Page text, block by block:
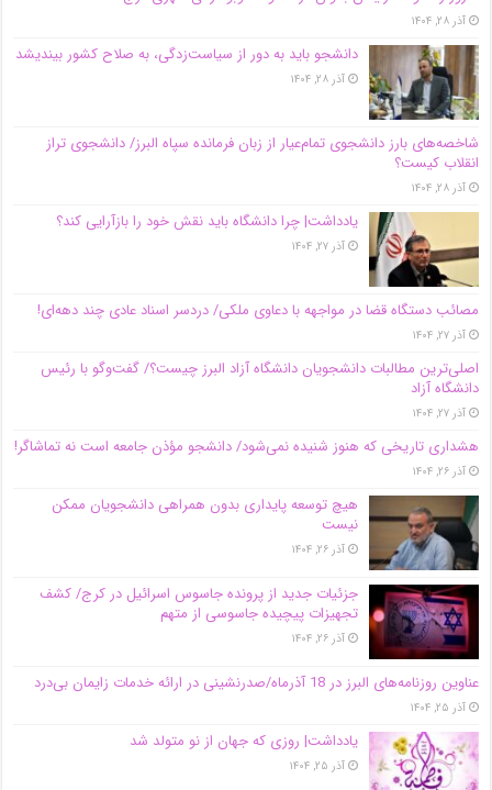
آذر ۲۸, ۱۴۰۴
دانشجو باید به دور از سیاست‌زدگی، به صلاح کشور بیندیشد
آذر ۲۸, ۱۴۰۴
شاخصه‌های بارز دانشجوی تمام‌عیار از زبان فرمانده سپاه البرز/ دانشجوی تراز
انقلاب کیست؟
آذر ۲۸, ۱۴۰۴
یادداشت| چرا دانشگاه باید نقش خود را بازآرایی کند؟
آذر ۲۷, ۱۴۰۴
مصائب دستگاه قضا در مواجهه با دعاوی ملکی/ دردسر اسناد عادی چند‌ دهه‌ای!
آذر ۲۷, ۱۴۰۴
اصلی‌ترین مطالبات دانشجویان دانشگاه آزاد البرز چیست؟/ گفت‌وگو با رئیس
دانشگاه آز‌اد
آذر ۲۷, ۱۴۰۴
هشداری تاریخی که هنوز شنیده نمی‌شود/ دانشجو مؤذن جامعه است نه تماشاگر!
آذر ۲۶, ۱۴۰۴
هیچ توسعه پایداری بدون همراهی دانشجویان ممکن
نیست
آذر ۲۶, ۱۴۰۴
جزئیات جدید از پرونده جاسوس اسرائیل در کرج/‌ کشف
تجهیزات پیچیده جاسوسی از متهم
آذر ۲۶, ۱۴۰۴
عناوین روزنامه‌های البرز در ‌18 آذرماه/صدرنشینی در ارائه خدمات زایمان بی‌درد
آذر ۲۵, ۱۴۰۴
یادداشت| روزی که جهان از نو متولد شد
آذر ۲۵, ۱۴۰۴